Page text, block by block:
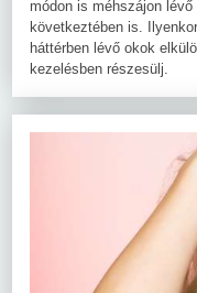
módon is méhszájon
következtében is.
háttérben lévő okok
kezelésben részesülj.